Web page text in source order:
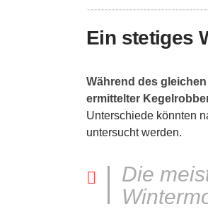
Ein stetiges
Während des
ermittelter
Unterschiede könnten
untersucht werden.
Die